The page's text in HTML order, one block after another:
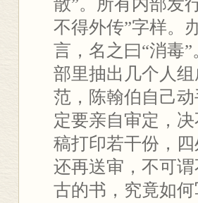
散”。所有内部发
不得外传”字样。
言，名之曰“消毒
部里抽出几个人
范，陈翰伯自己
定要亲自审定，
稿打印若干份，
还再送审，不可
古的书，究竟如